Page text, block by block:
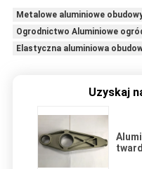
Metalowe aluminiowe
Ogrodnictwo Aluminiowe
Elastyczna aluminiowa
Uzyskaj